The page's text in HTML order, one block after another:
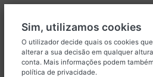
Menu Iniciar sessão
Sim, utilizamos cookies
O utilizador decide quais os cookies
alterar a sua decisão em qualquer
conta. Mais informações podem
política de privacidade.